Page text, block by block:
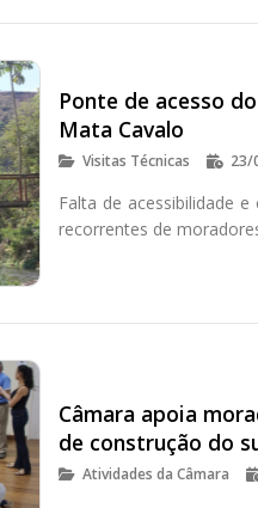
Ponte de acesso
Mata Cavalo
Visitas Técnicas 23/
Falta de acessibilidade
recorrentes de
Câmara apoia
de construção do
Atividades da Câmara